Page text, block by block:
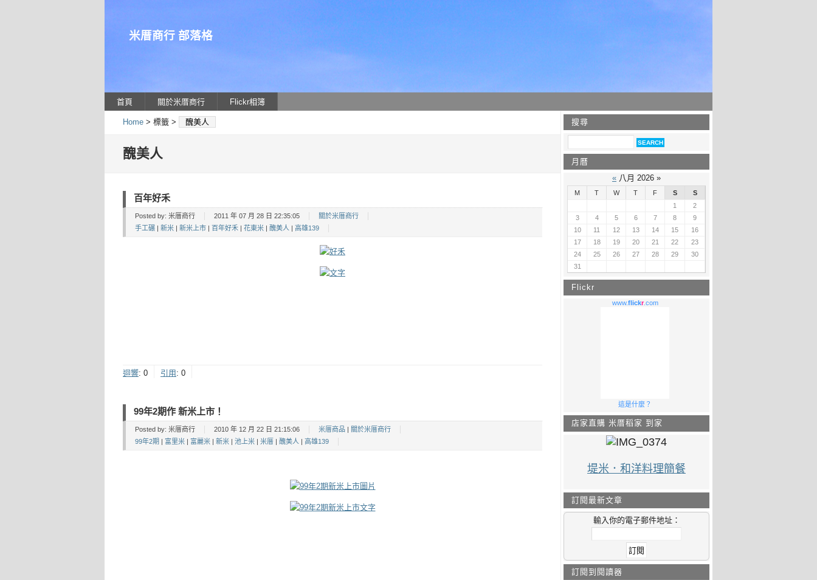
米厝商行 部落格
首頁 關於米厝商行 Flickr相簿
Home > 標籤 > 醜美人
醜美人
百年好禾
Posted by: 米厝商行 2011 年 07 月 28 日 22:35:05
關於米厝商行
手工碾 | 新米 | 新米上市 | 百年好禾 | 花東米 | 醜美人 | 高雄139
迴響: 0 引用 : 0
99年2期作 新米上市！
Posted by: 米厝商行 2010 年 12 月 22 日 21:15:06 米厝商品
關於米厝商行
99年2期 | 富里米 | 富麗米 | 新米 | 池上米 | 米厝 | 醜美人 | 高雄139
搜尋
月曆
« 八月 2026 »
M T W T F S
S
1
2
3
4 5 6 7 8
9
10
11 12 13 14 15
16
17
18 19 20 21 22
23
24
25 26 27 28 29
30
31
Flickr
www.flickr.com
這是什麼？
店家直購 米厝稻家 到家
堤米．和洋料理簡餐
訂閱最新文章
輸入你的電子郵件地址：
訂閱到閱讀器